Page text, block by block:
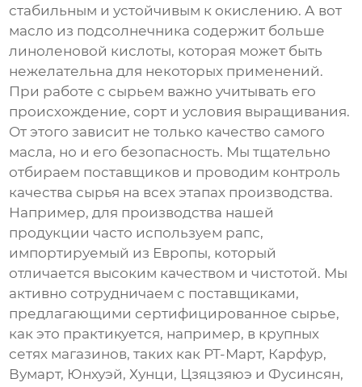
стабильным и устойчивым к окислению. А вот
масло из подсолнечника содержит больше
линоленовой кислоты, которая может быть
нежелательна для некоторых применений.
При работе с сырьем важно учитывать его
происхождение, сорт и условия выращивания.
От этого зависит не только качество самого
масла, но и его безопасность. Мы тщательно
отбираем поставщиков и проводим контроль
качества сырья на всех этапах производства.
Например, для производства нашей
продукции часто используем рапс,
импортируемый из Европы, который
отличается высоким качеством и чистотой. Мы
активно сотрудничаем с поставщиками,
предлагающими сертифицированное сырье,
как это практикуется, например, в крупных
сетях магазинов, таких как РТ-Март, Карфур,
Вумарт, Юнхуэй, Хунци, Цзяцзяюэ и Фусинсян,